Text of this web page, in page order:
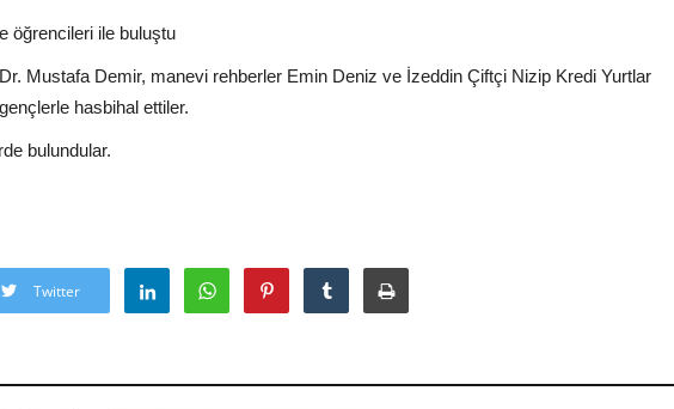
öğrencileri ile buluştu
Mustafa Demir, manevi rehberler Emin Deniz ve İzeddin Çiftçi Nizip Kredi Yurtlar
hasbihal ettiler.
bulundular.
Twitter